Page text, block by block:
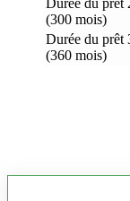
(300 mois)
Durée du prêt
(360 mois)